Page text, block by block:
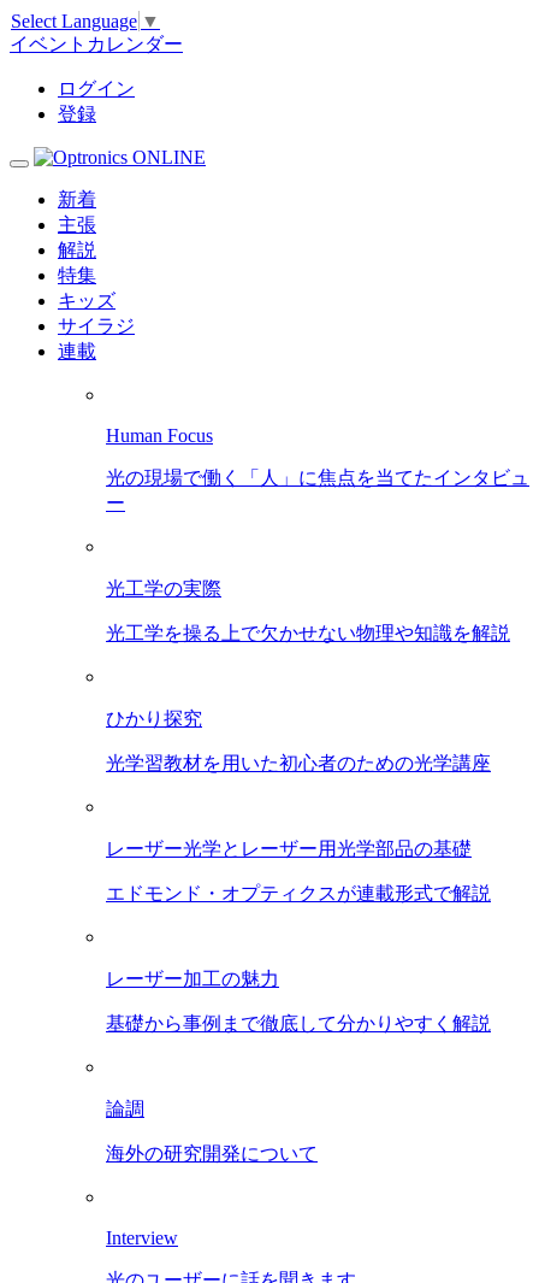
Select Language ▼
イベントカレンダー
ログイン
登録
新着
主張
解説
特集
キッズ
サイラジ
連載
Human Focus
光の現場で働く「人」に焦点を当てたインタビュ
ー
光工学の実際
光工学を操る上で欠かせない物理や知識を解説
ひかり探究
光学習教材を用いた初心者のための光学講座
レーザー光学とレーザー用光学部品の基礎
エドモンド・オプティクスが連載形式で解説
レーザー加工の魅力
基礎から事例まで徹底して分かりやすく解説
論調
海外の研究開発について
Interview